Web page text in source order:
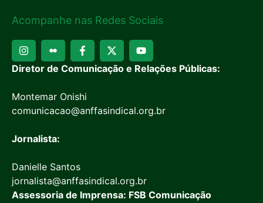
Acompanhe nas Redes Sociais
Diretor de Comunicação e Relações Públicas:
Montemar Onishi
comunicacao@anffasindical.org.br
Jornalista:
Danielle Santos
jornalista@anffasindical.org.br
Assessoria de Imprensa: FSB Comunicação